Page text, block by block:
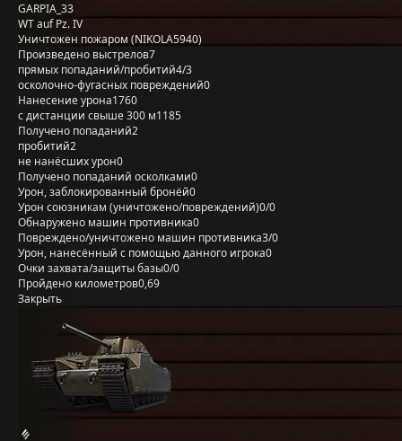
GARPIA_33
WT auf Pz. IV
Уничтожен пожаром (NIKOLA5940)
Произведено выстрелов7
прямых попаданий/пробитий4/3
осколочно-фугасных повреждений0
Нанесение урона1760
с дистанции свыше 300 м1185
Получено попаданий2
пробитий2
не нанёсших урон0
Получено попаданий осколками0
Урон, заблокированный бронёй0
Урон союзникам (уничтожено/повреждений)0/0
Обнаружено машин противника0
Повреждено/уничтожено машин противника3/0
Урон, нанесённый с помощью данного игрока0
Очки захвата/защиты базы0/0
Пройдено километров0,69
Закрыть